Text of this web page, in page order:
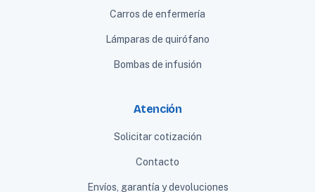
Carros de enfermería
Lámparas de quirófano
Bombas de infusión
Atención
Solicitar cotización
Contacto
Envíos, garantía y devoluciones